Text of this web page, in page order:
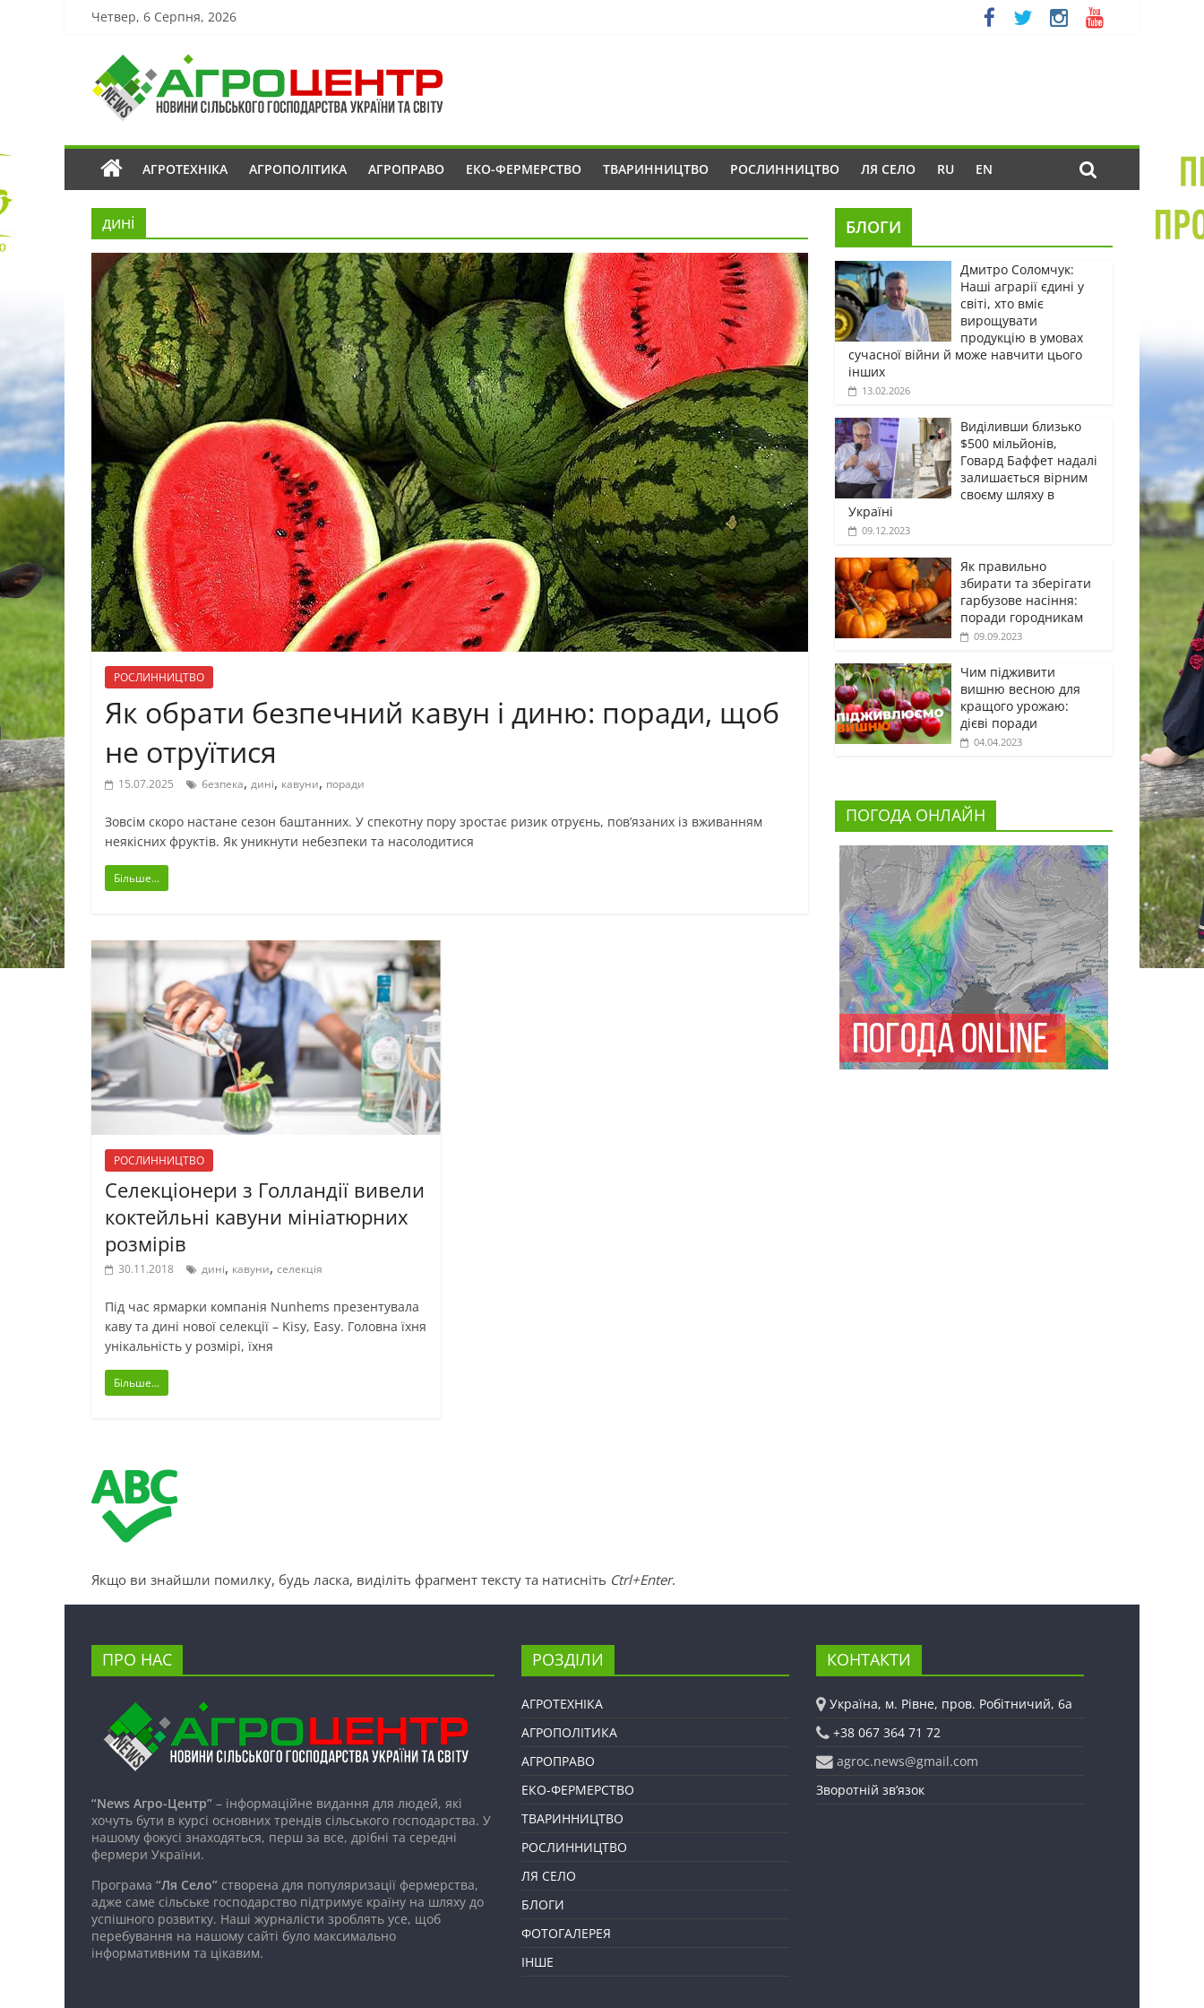
Четвер, 6 Серпня, 2026
АГРОТЕХНІКА АГРОПОЛІТИКА АГРОПРАВО ЕКО-ФЕРМЕРСТВО ТВАРИННИЦТВО РОСЛИННИЦТВО ЛЯ СЕЛО RU EN
дині
РОСЛИННИЦТВО
Як обрати безпечний кавун і диню: поради, щоб
не отруїтися
15.07.2025 безпека, дині, кавуни, поради
Зовсім скоро настане сезон баштанних. У спекотну пору зростає ризик отруєнь, пов’язаних із вживанням
неякісних фруктів. Як уникнути небезпеки та насолодитися
Більше...
РОСЛИННИЦТВО
Селекціонери з Голландії вивели
коктейльні кавуни мініатюрних
розмірів
30.11.2018 дині, кавуни, селекція
Під час ярмарки компанія Nunhems презентувала
каву та дині нової селекції – Kisy, Easy. Головна їхня
унікальність у розмірі, їхня
Більше...
БЛОГИ
Дмитро Соломчук:
Наші аграрії єдині у
світі, хто вміє
вирощувати
продукцію в умовах
сучасної війни й може навчити цього
інших
13.02.2026
Виділивши близько
$500 мільйонів,
Говард Баффет надалі
залишається вірним
своєму шляху в
Україні
09.12.2023
Як правильно
збирати та зберігати
гарбузове насіння:
поради городникам
09.09.2023
Чим підживити
вишню весною для
кращого урожаю:
дієві поради
04.04.2023
ПОГОДА ОНЛАЙН
Якщо ви знайшли помилку, будь ласка, виділіть фрагмент тексту та натисніть Ctrl+Enter.
ПРО НАС
“News Агро-Центр” – інформаційне видання для людей, які
хочуть бути в курсі основних трендів сільського господарства. У
нашому фокусі знаходяться, перш за все, дрібні та середні
фермери України.
Програма “Ля Село” створена для популяризації фермерства,
адже саме сільське господарство підтримує країну на шляху до
успішного розвитку. Наші журналісти зроблять усе, щоб
перебування на нашому сайті було максимально
інформативним та цікавим.
РОЗДІЛИ
АГРОТЕХНІКА
АГРОПОЛІТИКА
АГРОПРАВО
ЕКО-ФЕРМЕРСТВО
ТВАРИННИЦТВО
РОСЛИННИЦТВО
ЛЯ СЕЛО
БЛОГИ
ФОТОГАЛЕРЕЯ
ІНШЕ
КОНТАКТИ
Україна, м. Рівне, пров. Робітничий, 6а
+38 067 364 71 72
agroc.news@gmail.com
Зворотній зв’язок